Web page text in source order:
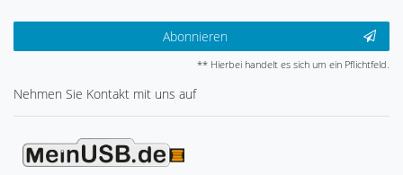
Abonnieren
** Hierbei handelt es sich um ein Pflichtfeld.
Nehmen Sie Kontakt mit uns auf